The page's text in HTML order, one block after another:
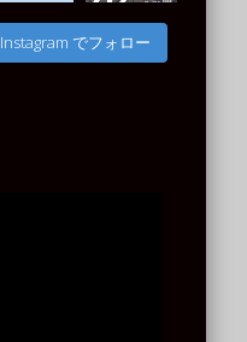
Instagram でフォロー